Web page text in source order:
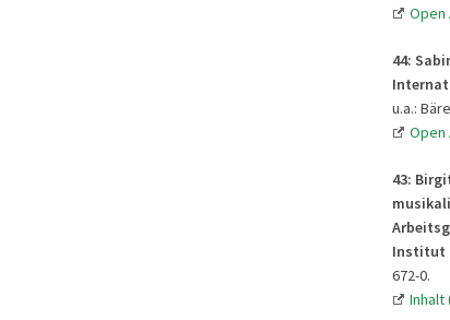
Open
44:
u.a.:
Open
43:
Institut
672-0.
Inhalt